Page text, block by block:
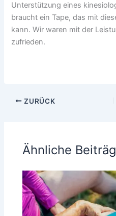
Unterstützung eines
braucht ein Tape, das mit
kann. Wir waren mit der
zufrieden.
ZURÜCK
Ähnliche